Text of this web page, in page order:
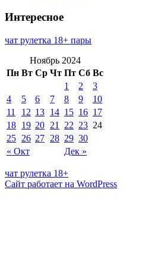
Интересное
чат рулетка 18+ пары
Ноябрь 2024
Пн Вт Ср Чт Пт Сб Вс
« Окт Дек »
1 2
3
4
5 6 7 8 9
10
11
12 13 14 15 16 17
18 19 20 21 22 23 24
25 26 27 28 29 30
чат рулетка 18+
Сайт работает на WordPress